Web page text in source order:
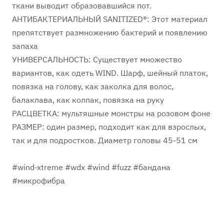
ткани выводит образовавшийся пот.
АНТИБАКТЕРИАЛЬНЫЙ SANITIZED®: Этот материал
препятствует размножению бактерий и появлению
запаха
УНИВЕРСАЛЬНОСТЬ: Существует множество
вариантов, как одеть WIND. Шарф, шейный платок,
повязка на голову, как заколка для волос,
балаклава, как колпак, повязка на руку
РАСЦВЕТКА: мультяшные монстры на розовом фоне
РАЗМЕР: один размер, подходит как для взрослых,
так и для подростков. Диаметр головы 45-51 см
#wind-xtreme #wdx #wind #fuzz #бандана
#микрофибра